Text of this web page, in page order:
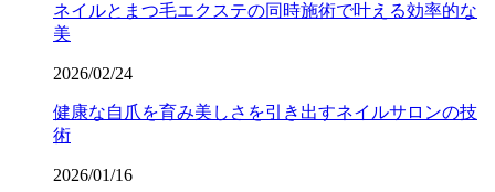
ネイルとまつ毛エクステの同時施術で叶える効率的な
美
2026/02/24
健康な自爪を育み美しさを引き出すネイルサロンの技
術
2026/01/16